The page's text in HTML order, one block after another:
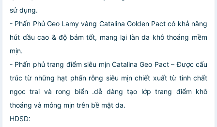
sử dụng.
- Phấn Phủ Geo Lamy vàng Catalina Golden Pact có khả năng
hút dầu cao & độ bám tốt, mang lại làn da khô thoáng mềm
mịn.
- Phấn phủ trang điểm siêu mịn Catalina Geo Pact – Được cấu
trúc từ những hạt phấn rỗng siêu mịn chiết xuất từ tinh chất
ngọc trai và rong biển .dễ dàng tạo lớp trang điểm khô
thoáng và mỏng mịn trên bề mặt da.
HDSD: